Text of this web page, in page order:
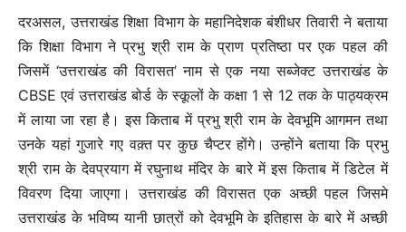
दरअसल, उत्तराखंड शिक्षा विभाग के महानिदेशक बंशीधर तिवारी ने बताया
कि शिक्षा विभाग ने प्रभु श्री राम के प्राण प्रतिष्ठा पर एक पहल की
जिसमें ‘उत्तराखंड की विरासत’ नाम से एक नया सब्जेक्ट उत्तराखंड के
CBSE एवं उत्तराखंड बोर्ड के स्कूलों के कक्षा 1 से 12 तक के पाठ्यक्रम
में लाया जा रहा है। इस किताब में प्रभु श्री राम के देवभूमि आगमन तथा
उनके यहां गुजारे गए वक़्त पर कुछ चैप्टर होंगे। उन्होंने बताया कि प्रभु
श्री राम के देवप्रयाग में रघुनाथ मंदिर के बारे में इस किताब में डिटेल में
विवरण दिया जाएगा। उत्तराखंड की विरासत एक अच्छी पहल जिसमे
उत्तराखंड के भविष्य यानी छात्रों को देवभूमि के इतिहास के बारे में अच्छी